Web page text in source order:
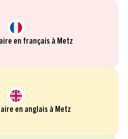
en français à Metz
en anglais à Metz